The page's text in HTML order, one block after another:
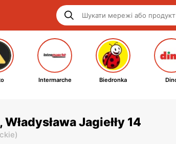
Intermarche Biedronka
Jagiełły 14
)